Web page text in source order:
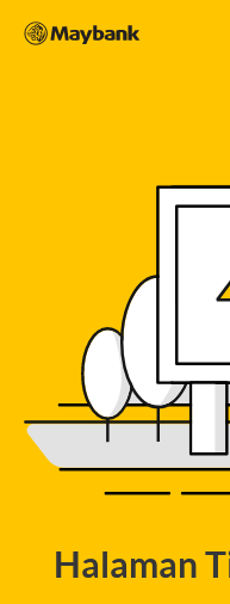
Halaman